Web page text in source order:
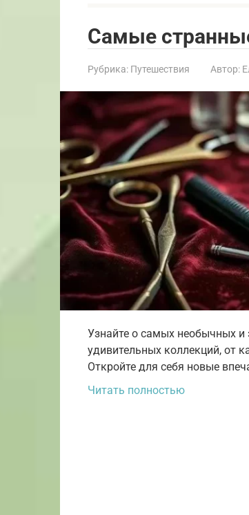
Самые
Рубрика: Путешествия Автор:
Узнайте о самых необычных и
удивительных коллекций, от
Откройте для себя новые
Читать полностью